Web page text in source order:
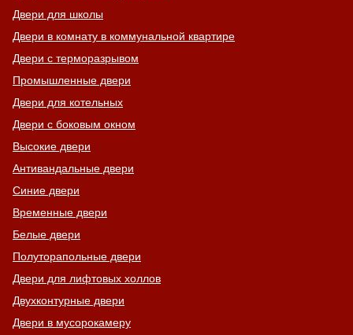
Двери для школы
Двери в комнату в коммунальной квартире
Двери с терморазрывом
Промышленные двери
Двери для котельных
Двери с боковым окном
Высокие двери
Антивандальные двери
Синие двери
Временные двери
Белые двери
Полуторапольные двери
Двери для лифтовых холлов
Двухконтурные двери
Двери в мусорокамеру